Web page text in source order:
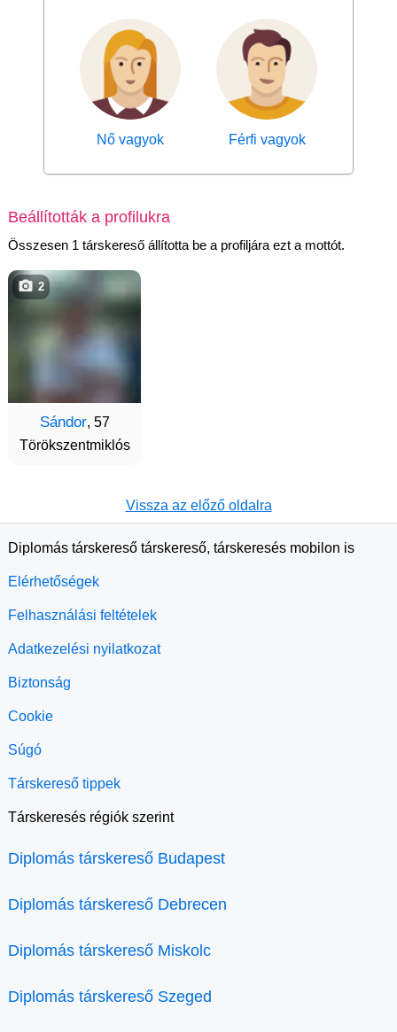
Nő vagyok Férfi vagyok
Beállították a profilukra
Összesen 1 társkereső állította be a profiljára ezt a mottót.
Sándor, 57
Törökszentmiklós
2
Vissza az előző oldalra
Diplomás társkereső társkereső, társkeresés mobilon is
Elérhetőségek
Felhasználási feltételek
Adatkezelési nyilatkozat
Biztonság
Cookie
Súgó
Társkereső tippek
Társkeresés régiók szerint
Diplomás társkereső Budapest
Diplomás társkereső Debrecen
Diplomás társkereső Miskolc
Diplomás társkereső Szeged